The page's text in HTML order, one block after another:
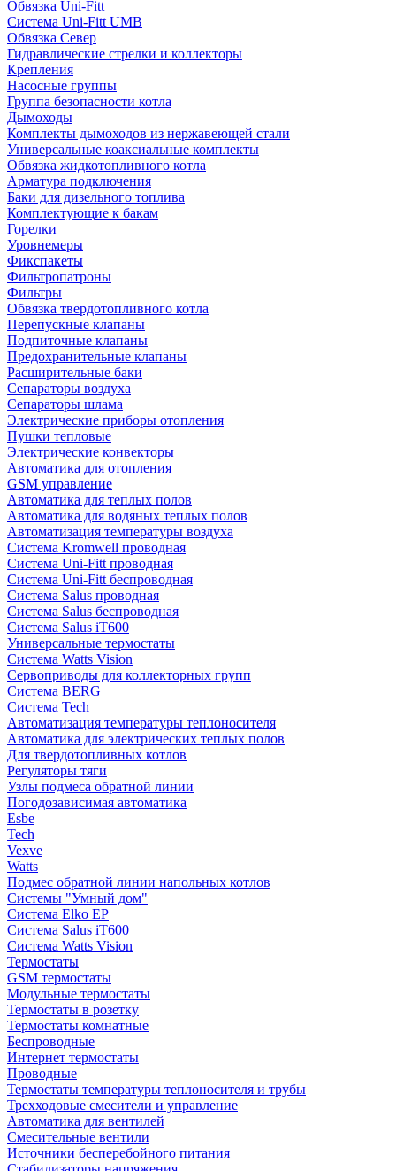
Обвязка Uni-Fitt
Система Uni-Fitt UMB
Обвязка Север
Гидравлические стрелки и коллекторы
Крепления
Насосные группы
Группа безопасности котла
Дымоходы
Комплекты дымоходов из нержавеющей стали
Универсальные коаксиальные комплекты
Обвязка жидкотопливного котла
Арматура подключения
Баки для дизельного топлива
Комплектующие к бакам
Горелки
Уровнемеры
Фикспакеты
Фильтропатроны
Фильтры
Обвязка твердотопливного котла
Перепускные клапаны
Подпиточные клапаны
Предохранительные клапаны
Расширительные баки
Сепараторы воздуха
Сепараторы шлама
Электрические приборы отопления
Пушки тепловые
Электрические конвекторы
Автоматика для отопления
GSM управление
Автоматика для теплых полов
Автоматика для водяных теплых полов
Автоматизация температуры воздуха
Система Kromwell проводная
Система Uni-Fitt проводная
Система Uni-Fitt беспроводная
Система Salus проводная
Система Salus беспроводная
Система Salus iT600
Универсальные термостаты
Система Watts Vision
Сервоприводы для коллекторных групп
Система BERG
Система Tech
Автоматизация температуры теплоносителя
Автоматика для электрических теплых полов
Для твердотопливных котлов
Регуляторы тяги
Узлы подмеса обратной линии
Погодозависимая автоматика
Esbe
Tech
Vexve
Watts
Подмес обратной линии напольных котлов
Системы "Умный дом"
Система Elko EP
Система Salus iT600
Система Watts Vision
Термостаты
GSM термостаты
Модульные термостаты
Термостаты в розетку
Термостаты комнатные
Беспроводные
Интернет термостаты
Проводные
Термостаты температуры теплоносителя и трубы
Трехходовые смесители и управление
Автоматика для вентилей
Смесительные вентили
Источники бесперебойного питания